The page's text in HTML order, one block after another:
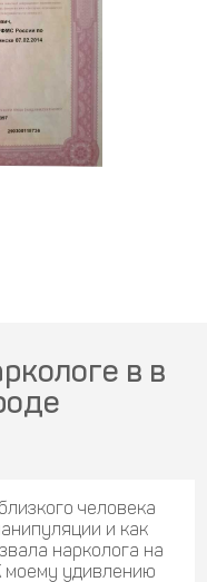
в в
человека
и как
нарколога на
моему удивлению